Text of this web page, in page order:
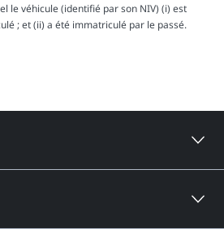
le véhicule (identifié par son NIV) (i) est
; et (ii) a été immatriculé par le passé.